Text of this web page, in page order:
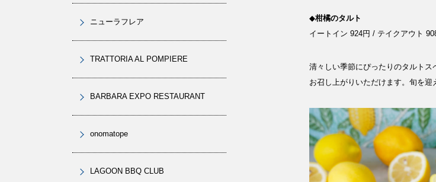
NEWS
CLOSE
◆柑橘のタルト
イートイン 924円 / テイクアウト
清々しい季節にぴったりのタルト
お召し上がりいただけます。​旬を迎
ニューラフレア
TRATTORIA AL POMPIERE
BARBARA EXPO RESTAURANT
onomatope
LAGOON BBQ CLUB